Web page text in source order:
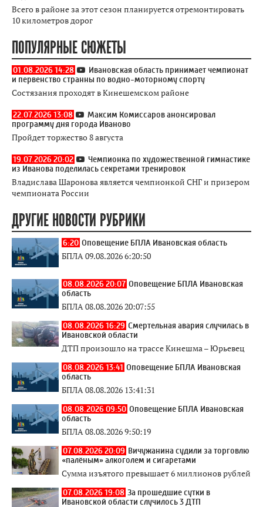
Всего в районе за этот сезон планируется отремонтировать
10 километров дорог
ПОПУЛЯРНЫЕ СЮЖЕТЫ
01.08.2026 14:28
Ивановская область принимает чемпионат
и первенство странны по водно-моторному спорту
Состязания проходят в Кинешемском районе
22.07.2026 13:08
Максим Комиссаров анонсировал
программу дня города Иваново
Пройдет торжество 8 августа
19.07.2026 20:02
Чемпионка по художественной гимнастике
из Иванова поделилась секретами тренировок
Владислава Шаронова является чемпионкой СНГ и призером
чемпионата России
ДРУГИЕ НОВОСТИ РУБРИКИ
6:20 Оповещение БПЛА Ивановская область
БПЛА 09.08.2026 6:20:50
08.08.2026 20:07 Оповещение БПЛА Ивановская
область
БПЛА 08.08.2026 20:07:55
08.08.2026 16:29 Смертельная авария случилась в
Ивановской области
ДТП произошло на трассе Кинешма – Юрьевец
08.08.2026 13:41 Оповещение БПЛА Ивановская
область
БПЛА 08.08.2026 13:41:31
08.08.2026 09:50 Оповещение БПЛА Ивановская
область
БПЛА 08.08.2026 9:50:19
07.08.2026 20:09 Вичужанина судили за торговлю
«палёным» алкоголем и сигаретами
Сумма изъятого превышает 6 миллионов рублей
07.08.2026 19:08 За прошедшие сутки в
Ивановской области случилось 3 ДТП